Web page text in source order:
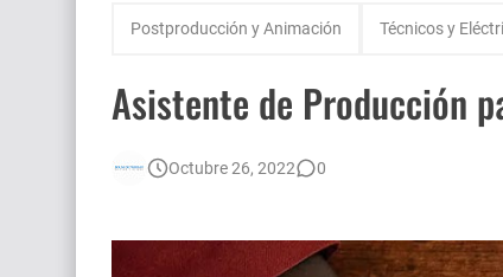
[EXPIRADO] Productor BTL | Feedback
🌎 Video Editor Ads - Naked & Thriving
Búsqueda: Diseñador/a Gráfico Freelance
Postproducción y Animación Técnicos y
Asistente de Producción
Octubre 26, 2022 0